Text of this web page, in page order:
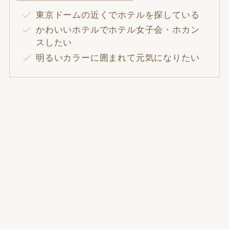
東京ドームの近くでホテルを探している
かわいいホテルでホテル女子会・ホカン
スしたい
明るいカラーに囲まれて元気になりたい